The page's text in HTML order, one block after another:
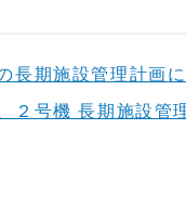
長期施設管理計画
２号機 長期施設管